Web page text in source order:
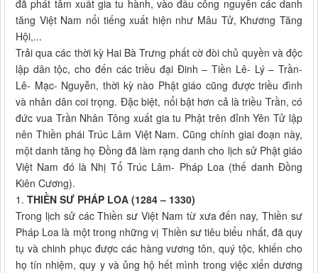
đã phát tâm xuất gia tu hành, vào đầu công nguyên các danh
tăng Việt Nam nổi tiếng xuất hiện như Mâu Tử, Khương Tăng
Hội,...
Trải qua các thời kỳ Hai Bà Trưng phất cờ đòi chủ quyền và độc
lập dân tộc, cho đến các triều đại Đinh – Tiền Lê- Lý – Trần-
Lê- Mạc- Nguyễn, thời kỳ nào Phật giáo cũng được triều đình
và nhân dân coi trọng. Đặc biệt, nổi bật hơn cả là triều Trần, có
đức vua Trần Nhân Tông xuất gia tu Phật trên đỉnh Yên Tử lập
nên Thiền phái Trúc Lâm Việt Nam. Cũng chính giai đoạn này,
một danh tăng họ Đồng đã làm rạng danh cho lịch sử Phật giáo
Việt Nam đó là Nhị Tổ Trúc Lâm- Pháp Loa (thế danh Đồng
Kiên Cương).
1. THIỀN SƯ PHÁP LOA (1284 – 1330)
Trong lịch sử các Thiền sư Việt Nam từ xưa đến nay, Thiền sư
Pháp Loa là một trong những vị Thiền sư tiêu biểu nhất, đã quy
tụ và chinh phục được các hàng vương tôn, quý tộc, khiến cho
họ tín nhiệm, quy y và ủng hộ hết mình trong việc xiển dương